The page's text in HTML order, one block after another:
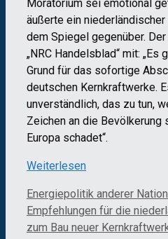
Moratorium sei emotional
äußerte ein
dem Spiegel gegenüber.
„NRC Handelsblad“ mit:
Grund für das sofortige
deutschen Kernkraftwerke.
unverständlich, das zu tun,
Zeichen an die Bevölkerung
Europa schadet“.
Weiterlesen
Kategorien
Energiepolitik anderer
Empfehlungen für die
zum Bau neuer